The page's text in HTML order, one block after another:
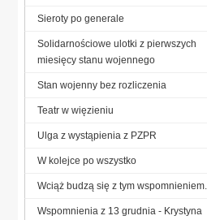
Sieroty po generale
Solidarnościowe ulotki z pierwszych
miesięcy stanu wojennego
Stan wojenny bez rozliczenia
Teatr w więzieniu
Ulga z wystąpienia z PZPR
W kolejce po wszystko
Wciąż budzą się z tym wspomnieniem...
Wspomnienia z 13 grudnia - Krystyna